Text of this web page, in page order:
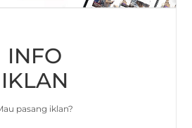
INFO
IKLAN
pasang iklan?